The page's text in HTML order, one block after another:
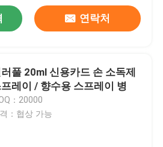
연락처
풀 20ml 신용카드 손 소독제
레이 / 향수용 스프레이 병
：20000
：협상 가능